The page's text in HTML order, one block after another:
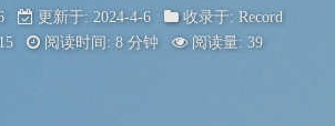
更新于: 2024-4-6 收录于: Record
阅读时间: 8 分钟 阅读量: 39